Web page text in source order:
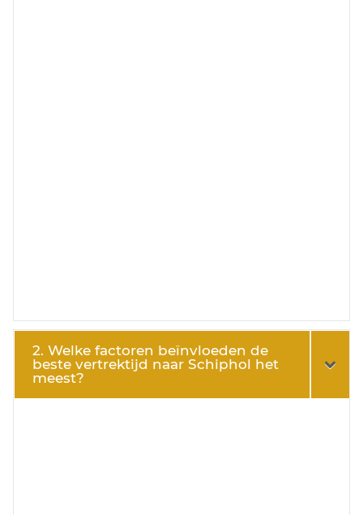
2. Welke factoren beïnvloeden de
beste vertrektijd naar Schiphol het
meest?